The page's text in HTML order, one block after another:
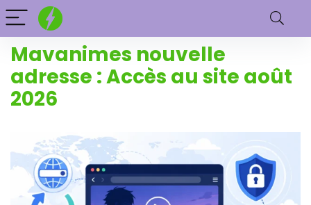
Mavanimes nouvelle
adresse : Accès au site août
2026